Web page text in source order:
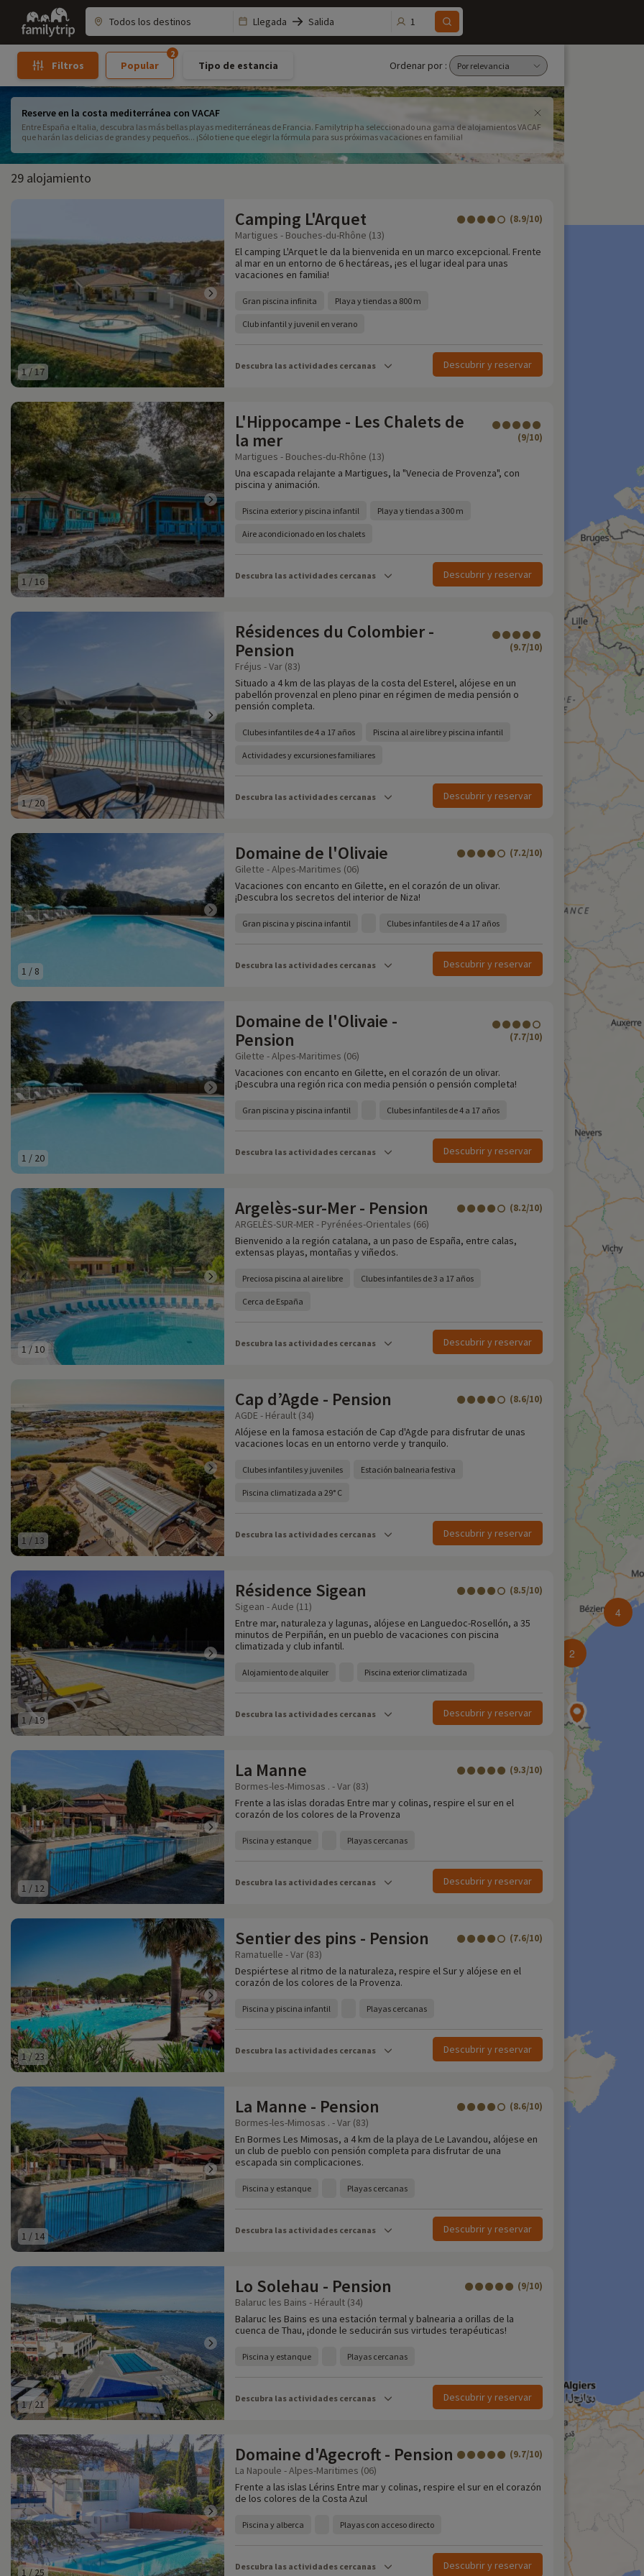
Family
trip
Llegada Salida 1
Filtros Popular
2
Tipo de estancia Ordenar por :
Reserve en la costa mediterránea con VACAF
Entre España e Italia, descubra las más bellas playas mediterráneas de Francia. Familytrip ha seleccionado una gama de alojamientos VACAF
que harán las delicias de grandes y pequeños... ¡Sólo tiene que elegir la fórmula para sus próximas vacaciones en familia!
29 alojamiento
1/17
Camping L'Arquet (8.9/10)
Martigues - Bouches-du-Rhône (13)
El camping L'Arquet le da la bienvenida en un marco excepcional. Frente
al mar en un entorno de 6 hectáreas, ¡es el lugar ideal para unas
vacaciones en familia!
Gran piscina infinita Playa y tiendas a 800 m
Club infantil y juvenil en verano
Descubra las actividades cercanas Descubrir y reservar
1 / 16
L'Hippocampe - Les Chalets de
la mer
(9/10)
Martigues - Bouches-du-Rhône (13)
Una escapada relajante a Martigues, la "Venecia de Provenza", con
piscina y animación.
Piscina exterior y piscina infantil Playa y tiendas a 300 m
Aire acondicionado en los chalets
Descubra las actividades cercanas Descubrir y reservar
1 /20
Résidences du Colombier -
Pension
(9.7/10)
Fréjus - Var (83)
Situado a 4 km de las playas de la costa del Esterel, alójese en un
pabellón provenzal en pleno pinar en régimen de media pensión o
pensión completa.
Clubes infantiles de 4 a 17 años Piscina al aire libre y piscina infantil
Actividades y excursiones familiares
Descubra las actividades cercanas Descubrir y reservar
1 / 8
Domaine de l'Olivaie (7.2/10)
Gilette - Alpes-Maritimes (06)
Vacaciones con encanto en Gilette, en el corazón de un olivar.
¡Descubra los secretos del interior de Niza!
Gran piscina y piscina infantil Clubes infantiles de 4 a 17 años
Descubra las actividades cercanas Descubrir y reservar
1 / 20
Domaine de l'Olivaie -
Pension
(7.7/10)
Gilette - Alpes-Maritimes (06)
Vacaciones con encanto en Gilette, en el corazón de un olivar.
¡Descubra una región rica con media pensión o pensión completa!
Gran piscina y piscina infantil Clubes infantiles de 4 a 17 años
Descubra las actividades cercanas Descubrir y reservar
1 /10
Argelès-sur-Mer - Pension (8.2/10)
ARGELÈS-SUR-MER - Pyrénées-Orientales (66)
Bienvenido a la región catalana, a un paso de España, entre calas,
extensas playas, montañas y viñedos.
Preciosa piscina al aire libre Clubes infantiles de 3 a 17 años
Cerca de España
Descubra las actividades cercanas Descubrir y reservar
1 / 13
Cap d’Agde - Pension (8.6/10)
AGDE - Hérault (34)
Alójese en la famosa estación de Cap d'Agde para disfrutar de unas
vacaciones locas en un entorno verde y tranquilo.
Clubes infantiles y juveniles Estación balnearia festiva
Piscina climatizada a 29° C
Descubra las actividades cercanas Descubrir y reservar
1 /19
Résidence Sigean (8.5/10)
Sigean - Aude (11)
Entre mar, naturaleza y lagunas, alójese en Languedoc-Rosellón, a 35
minutos de Perpiñán, en un pueblo de vacaciones con piscina
climatizada y club infantil.
Alojamiento de alquiler Piscina exterior climatizada
Descubra las actividades cercanas Descubrir y reservar
1 / 12
La Manne (9.3/10)
Bormes-les-Mimosas . - Var (83)
Frente a las islas doradas Entre mar y colinas, respire el sur en el
corazón de los colores de la Provenza
Piscina y estanque Playas cercanas
Descubra las actividades cercanas Descubrir y reservar
1/ 23
Sentier des pins - Pension (7.6/10)
Ramatuelle - Var (83)
Despiértese al ritmo de la naturaleza, respire el Sur y alójese en el
corazón de los colores de la Provenza.
Piscina y piscina infantil Playas cercanas
Descubra las actividades cercanas Descubrir y reservar
1 / 14
La Manne - Pension (8.6/10)
Bormes-les-Mimosas . - Var (83)
En Bormes Les Mimosas, a 4 km de la playa de Le Lavandou, alójese en
un club de pueblo con pensión completa para disfrutar de una
escapada sin complicaciones.
Piscina y estanque Playas cercanas
Descubra las actividades cercanas Descubrir y reservar
1/21
Lo Solehau - Pension (9/10)
Balaruc les Bains - Hérault (34)
Balaruc les Bains es una estación termal y balnearia a orillas de la
cuenca de Thau, ¡donde le seducirán sus virtudes terapéuticas!
Piscina y estanque Playas cercanas
Descubra las actividades cercanas Descubrir y reservar
1/25
Domaine d'Agecroft - Pension (9.7/10)
La Napoule - Alpes-Maritimes (06)
Frente a las islas Lérins Entre mar y colinas, respire el sur en el corazón
de los colores de la Costa Azul
Piscina y alberca Playas con acceso directo
Descubra las actividades cercanas Descubrir y reservar
4
2